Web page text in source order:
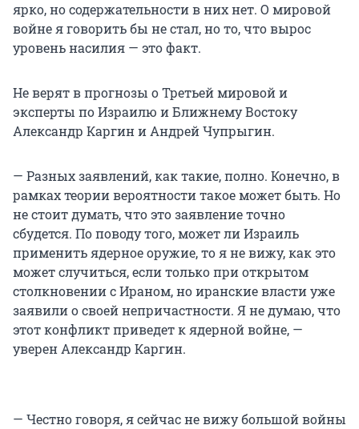
ярко, но содержательности в них нет. О мировой
войне я говорить бы не стал, но то, что вырос
уровень насилия — это факт.
Не верят в прогнозы о Третьей мировой и
эксперты по Израилю и Ближнему Востоку
Александр Каргин и Андрей Чупрыгин.
— Разных заявлений, как такие, полно. Конечно, в
рамках теории вероятности такое может быть. Но
не стоит думать, что это заявление точно
сбудется. По поводу того, может ли Израиль
применить ядерное оружие, то я не вижу, как это
может случиться, если только при открытом
столкновении с Ираном, но иранские власти уже
заявили о своей непричастности. Я не думаю, что
этот конфликт приведет к ядерной войне, —
уверен Александр Каргин.
— Честно говоря, я сейчас не вижу большой войны